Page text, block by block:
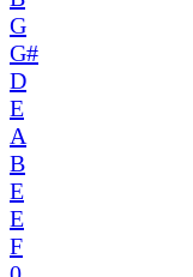
G
G#
D
E
A
B
E
E
F